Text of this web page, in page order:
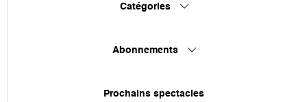
Catégories
Abonnements
Prochains spectacles